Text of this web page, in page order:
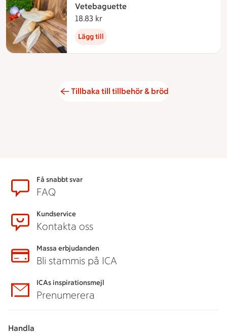
Vetebaguette
18.83 kr
Lägg till
Tillbaka till tillbehör & bröd
SidfotFå snabbt svar
FAQ
Kundservice
Kontakta oss
Massa erbjudanden
Bli stammis på ICA
ICAs inspirationsmejl
Prenumerera
Handla